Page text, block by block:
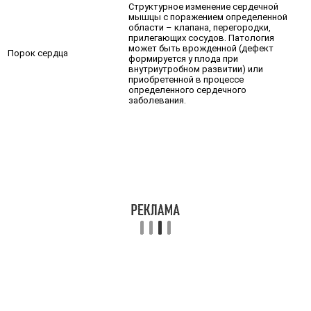
Порок сердца
Структурное изменение сердечной
мышцы с поражением определенной
области – клапана, перегородки,
прилегающих сосудов. Патология
может быть врожденной (дефект
формируется у плода при
внутриутробном развитии) или
приобретенной в процессе
определенного сердечного
заболевания.